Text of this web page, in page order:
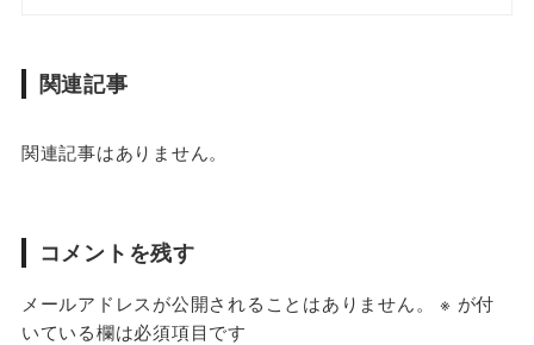
関連記事
関連記事はありません。
コメントを残す
メールアドレスが公開されることはありません。 ※ が付
いている欄は必須項目です